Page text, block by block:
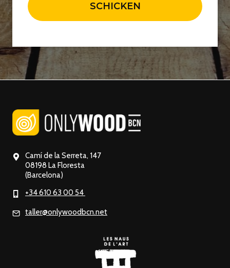
SCHICKEN
Camí de la Serreta, 147
08198 La Floresta
(Barcelona)
+34 610 63 00 54
taller@onlywoodbcn.net